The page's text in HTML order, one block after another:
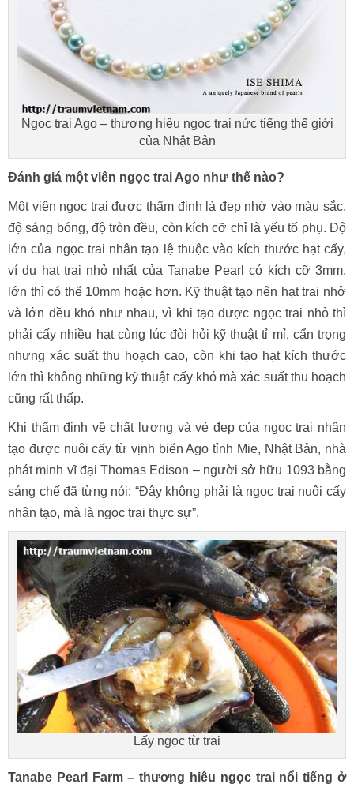
Ngọc trai Ago – thương hiệu ngọc trai nức tiếng thế giới
của Nhật Bản
Đánh giá một viên ngọc trai Ago như thế nào?
Một viên ngọc trai được thẩm định là đẹp nhờ vào màu sắc,
độ sáng bóng, độ tròn đều, còn kích cỡ chỉ là yếu tố phụ. Độ
lớn của ngọc trai nhân tạo lệ thuộc vào kích thước hạt cấy,
ví dụ hạt trai nhỏ nhất của Tanabe Pearl có kích cỡ 3mm,
lớn thì có thể 10mm hoặc hơn. Kỹ thuật tạo nên hạt trai nhở
và lớn đều khó như nhau, vì khi tạo được ngọc trai nhỏ thì
phải cấy nhiều hạt cùng lúc đòi hỏi kỹ thuật tỉ mỉ, cẩn trọng
nhưng xác suất thu hoạch cao, còn khi tạo hạt kích thước
lớn thì không những kỹ thuật cấy khó mà xác suất thu hoạch
cũng rất thấp.
Khi thẩm định về chất lượng và vẻ đẹp của ngọc trai nhân
tạo được nuôi cấy từ vịnh biển Ago tỉnh Mie, Nhật Bản, nhà
phát minh vĩ đại Thomas Edison – người sở hữu 1093 bằng
sáng chế đã từng nói: “Đây không phải là ngọc trai nuôi cấy
nhân tạo, mà là ngọc trai thực sự”.
Lấy ngọc từ trai
Tanabe Pearl Farm – thương hiêu ngọc trai nổi tiếng ở